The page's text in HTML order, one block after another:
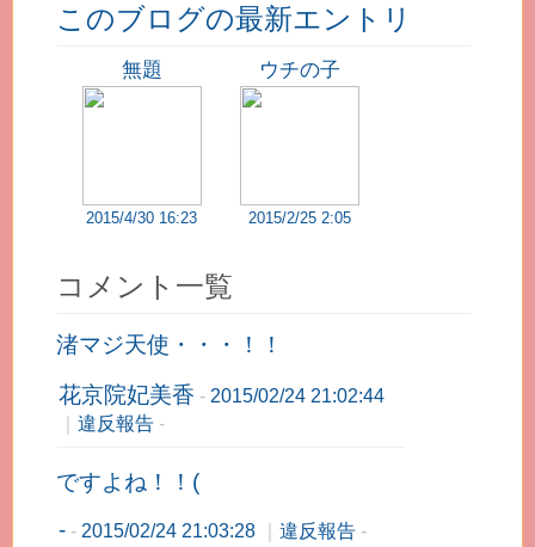
このブログの最新エントリ
無題
2015/4/30 16:23
ウチの子
2015/2/25 2:05
コメント一覧
渚マジ天使・・・！！
花京院妃美香 - 2015/02/24 21:02:44
｜ 違反報告 -
ですよね！！(
-- 2015/02/24 21:03:28 ｜ 違反報告 -